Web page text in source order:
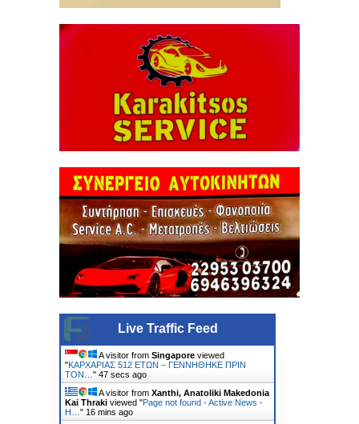
Live Traffic Feed
A visitor from Singapore viewed
"ΚΑΡΧΑΡΙΑΣ 512 ΕΤΩΝ – ΓΕΝΝΗΘΗΚΕ ΠΡΙΝ
ΤΟΝ… " 47 secs ago
A visitor from Xanthi, Anatoliki Makedonia
Kai Thraki viewed "Page not found - Active News -
Η… " 16 mins ago